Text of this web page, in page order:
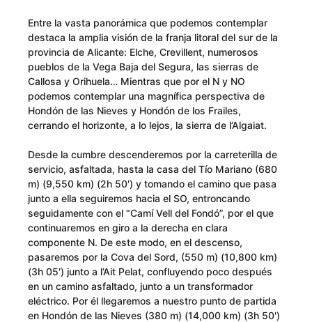
Entre la vasta panorámica que podemos contemplar
destaca la amplia visión de la franja litoral del sur de la
provincia de Alicante: Elche, Crevillent, numerosos
pueblos de la Vega Baja del Segura, las sierras de
Callosa y Orihuela… Mientras que por el N y NO
podemos contemplar una magnífica perspectiva de
Hondón de las Nieves y Hondón de los Frailes,
cerrando el horizonte, a lo lejos, la sierra de l’Algaiat.
Desde la cumbre descenderemos por la carreterilla de
servicio, asfaltada, hasta la casa del Tío Mariano (680
m) (9,550 km) (2h 50′) y tomando el camino que pasa
junto a ella seguiremos hacia el SO, entroncando
seguidamente con el “Camí Vell del Fondó”, por el que
continuaremos en giro a la derecha en clara
componente N. De este modo, en el descenso,
pasaremos por la Cova del Sord, (550 m) (10,800 km)
(3h 05′) junto a l’Ait Pelat, confluyendo poco después
en un camino asfaltado, junto a un transformador
eléctrico. Por él llegaremos a nuestro punto de partida
en Hondón de las Nieves (380 m) (14,000 km) (3h 50′)